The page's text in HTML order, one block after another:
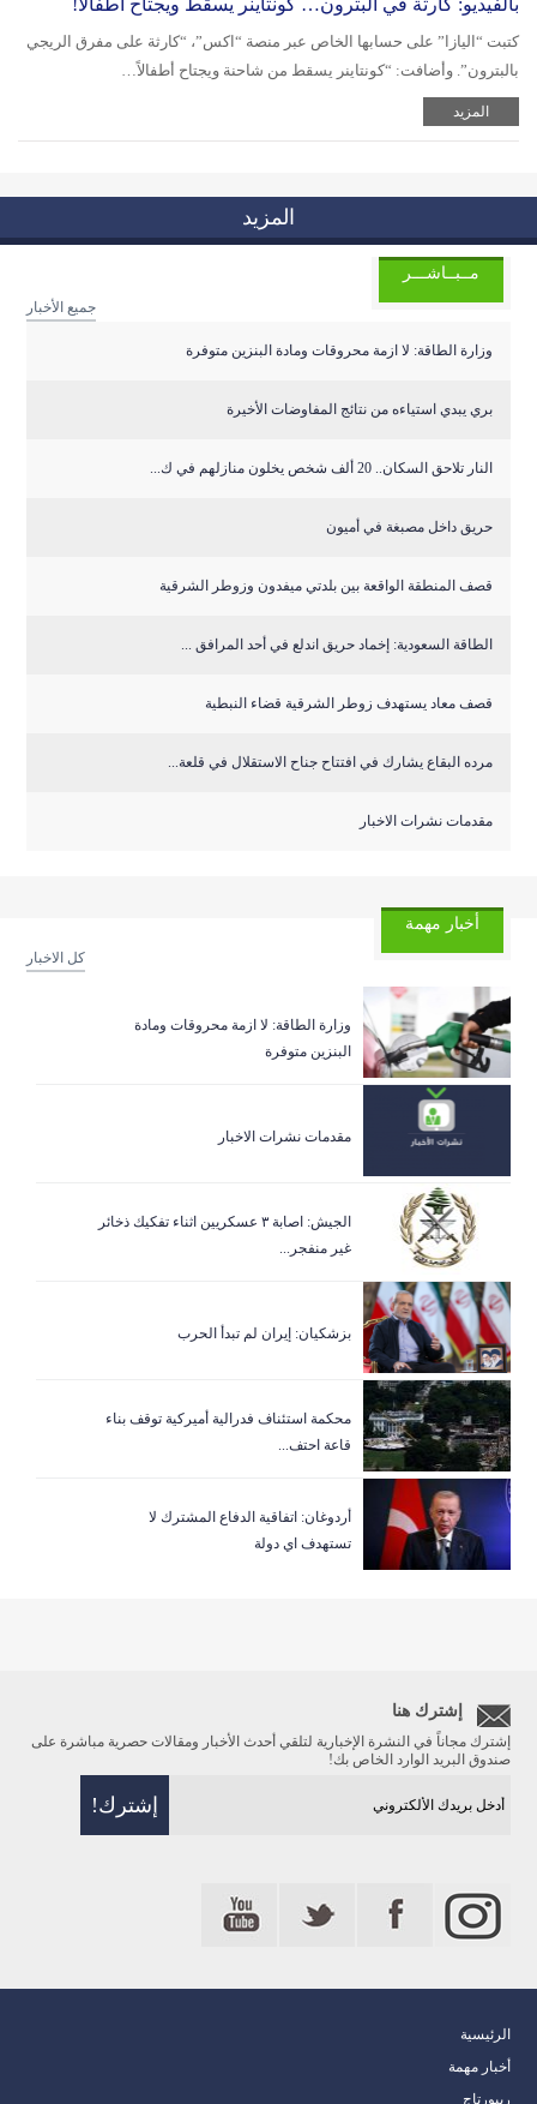
بالفيديو: كارثة في البترون… كونتاينر يسقط ويجتاح أطفالاً!
كتبت “اليازا” على حسابها الخاص عبر منصة “اكس”، “كارثة على مفرق الريجي
بالبترون”. وأضافت: “كونتاينر يسقط من شاحنة ويجتاح أطفالاً…
المزيد
المزيد
مــبــاشـــر
جميع الأخبار
وزارة الطاقة: لا ازمة محروقات ومادة البنزين متوفرة
بري يبدي استياءه من نتائج المفاوضات الأخيرة
النار تلاحق السكان.. 20 ألف شخص يخلون منازلهم في ك...
حريق داخل مصبغة في أميون
قصف المنطقة الواقعة بين بلدتي ميفدون وزوطر الشرقية
‏الطاقة السعودية: إخماد حريق اندلع في أحد المرافق ...
قصف معاد يستهدف زوطر الشرقية قضاء النبطية
مرده البقاع يشارك في افتتاح جناح الاستقلال في قلعة...
مقدمات نشرات الاخبار
أخبار مهمة
كل الاخبار
وزارة الطاقة: لا ازمة محروقات ومادة
البنزين متوفرة
مقدمات نشرات الاخبار
الجيش: اصابة ٣ عسكريين اثناء تفكيك ذخائر
غير منفجر...
بزشكيان: إيران لم تبدأ الحرب
‏محكمة استئناف فدرالية أميركية توقف بناء
قاعة احتف...
أردوغان: اتفاقية الدفاع المشترك لا
تستهدف اي دولة
إشترك هنا
إشترك مجاناً في النشرة الإخبارية لتلقي أحدث الأخبار ومقالات حصرية مباشرة على
صندوق البريد الوارد الخاص بك!
الرئيسية
أخبار مهمة
ريبورتاج